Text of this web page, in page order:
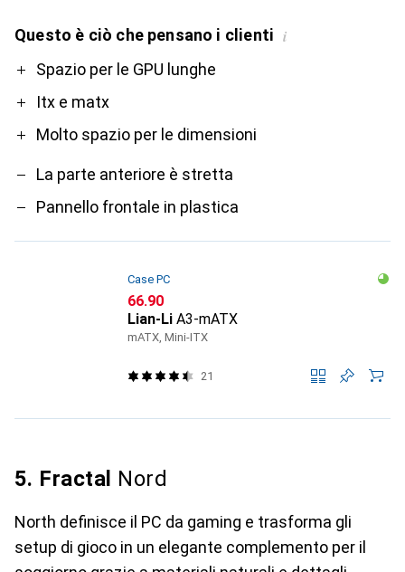
Questo è ciò che pensano i clienti i
ProSpazio per le GPU lunghe
Itx e matx
Molto spazio per le dimensioni
Contro
La parte anteriore è stretta
Pannello frontale in plastica
Case PC
CHF
66.90
Lian-Li A3-mATX
mATX, Mini-ITX
21
5. Fractal Nord
North definisce il PC da gaming e trasforma gli
setup di gioco in un elegante complemento per il